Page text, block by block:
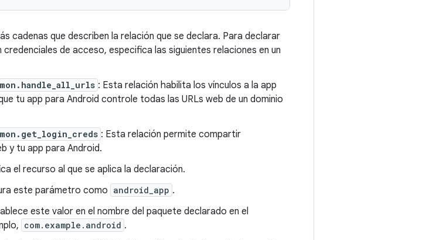
cadenas que describen la relación que se declara. Para declarar
de acceso, especifica las siguientes relaciones en un
: Esta relación habilita los vínculos a la app
tu app para Android controle todas las URLs web de un dominio
: Esta relación permite compartir
y tu app para Android.
el recurso al que se aplica la declaración.
este parámetro como android_app .
este valor en el nombre del paquete declarado en el
com.example.android .